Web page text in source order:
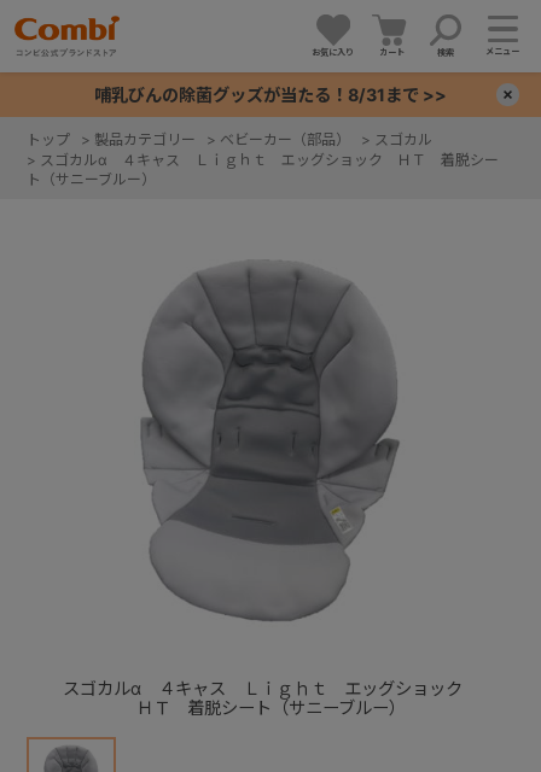
お気に入り カート 検索 メニュー
哺乳びんの除菌グッズが当たる！8/31まで >>
トップ > 製品カテゴリー > ベビーカー（部品） > スゴカル
> スゴカルα ４キャス Ｌｉｇｈｔ エッグショック ＨＴ 着脱シー
ト（サニーブルー）
スゴカルα ４キャス Ｌｉｇｈｔ エッグショック
ＨＴ 着脱シート（サニーブルー）